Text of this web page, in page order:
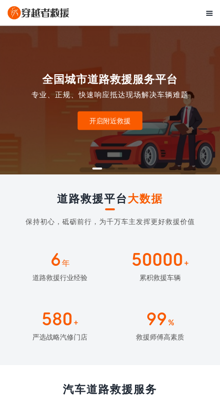

全国城市道路救援服务平台
专业、正规、快速响应抵达现场解决车辆难题
开启附近救援
道路救援平台大数据
保持初心，砥砺前行，为千万车主发挥更好救援价值
6年
道路救援行业经验
50000 +
累积救援车辆
580 +
严选战略汽修门店
99 %
救援师傅高素质
汽车道路救援服务